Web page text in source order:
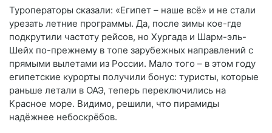
Туроператоры сказали: «Египет – наше всё» и не стали
урезать летние программы. Да, после зимы кое-где
подкрутили частоту рейсов, но Хургада и Шарм-эль-
Шейх по-прежнему в топе зарубежных направлений с
прямыми вылетами из России. Мало того – в этом году
египетские курорты получили бонус: туристы, которые
раньше летали в ОАЭ, теперь переключились на
Красное море. Видимо, решили, что пирамиды
надёжнее небоскрёбов.